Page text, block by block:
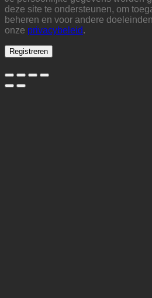
deze site te ondersteunen, om
beheren en voor andere
onze privacybeleid.
Registreren